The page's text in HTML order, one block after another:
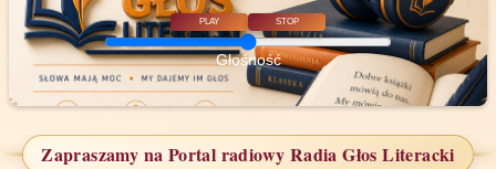
PLAY STOP
Głośność
Zapraszamy na Portal radiowy Radia Głos Literacki